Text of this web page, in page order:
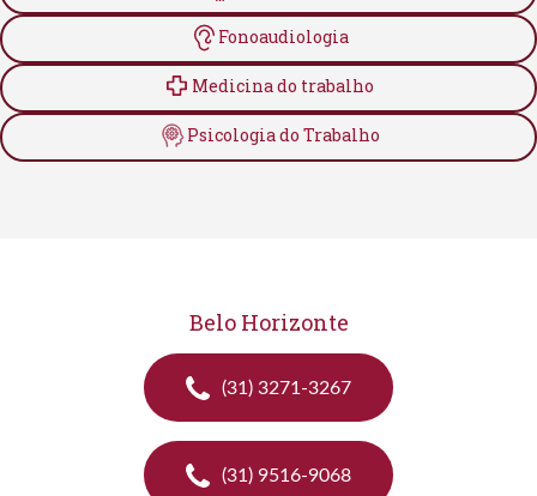
Fonoaudiologia
Medicina do trabalho
Psicologia do Trabalho
Belo Horizonte
(31) 3271-3267
(31) 9516-9068